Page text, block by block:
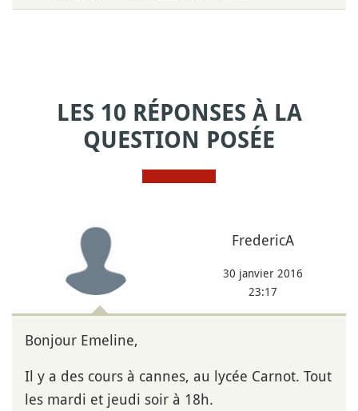
LES 10 RÉPONSES À LA
QUESTION POSÉE
FredericA
30 janvier 2016
23:17
Bonjour Emeline,
Il y a des cours à cannes, au lycée Carnot. Tout
les mardi et jeudi soir à 18h.